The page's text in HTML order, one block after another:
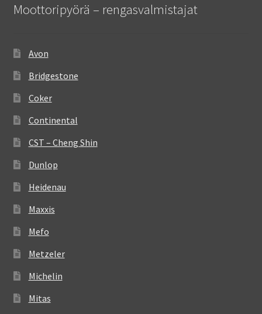
Moottoripyörä – rengasvalmistajat
Avon
Bridgestone
Coker
Continental
CST – Cheng Shin
Dunlop
Heidenau
Maxxis
Mefo
Metzeler
Michelin
Mitas